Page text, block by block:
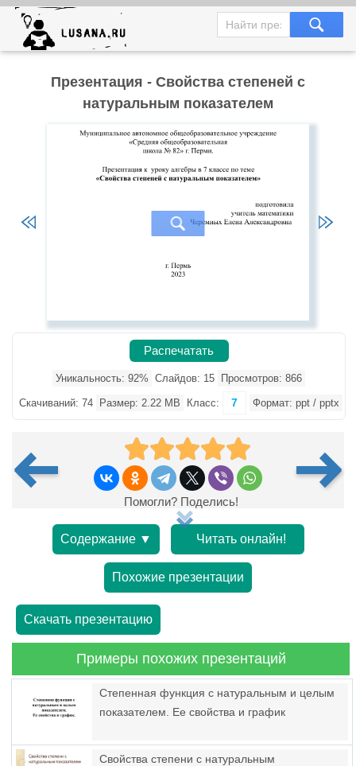
Презентация - Свойства степеней с
натуральным показателем
Распечатать
Уникальность: 92% Слайдов: 15 Просмотров: 866
Скачиваний: 74 Размер: 2.22 MB Класс: 7 Формат: ppt / pptx
Помогли? Поделись!
Содержание ▼ Читать онлайн!
Похожие презентации
Скачать презентацию
Примеры похожих презентаций
Степенная функция с натуральным и целым
показателем. Ее свойства и график
Свойства степени с натуральным